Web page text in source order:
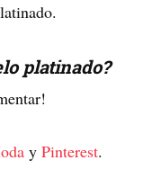
platinado?
y Pinterest.